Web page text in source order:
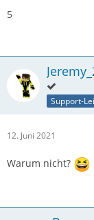
5
Support-
12. Juni 2021
Warum nicht?